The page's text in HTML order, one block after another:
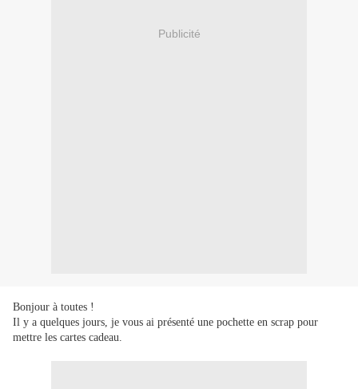
Publicité
Bonjour à toutes !
Il y a quelques jours, je vous ai présenté une pochette en scrap pour
mettre les cartes cadeau.